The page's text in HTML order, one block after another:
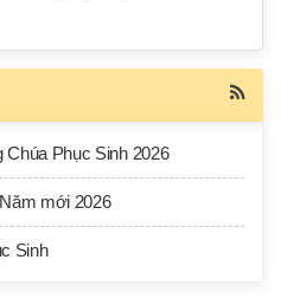
Phục Sinh 2026
mới 2026
Sinh